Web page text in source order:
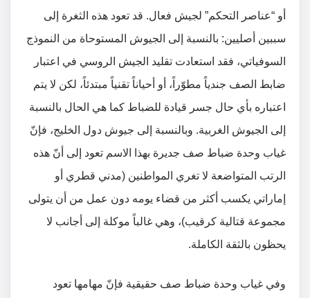
أو “عناصر التحكم” لجيش فعال. قد تعود هذه الثغرة إلى
سببين أصليين: بالنسبة إلى الجيوش المستوحاة من النموذج
السوفياتي، فقد استعادت تقليد الجيش الروسي في اعتبار
ضابط الصف جندياً مطوّراً، أو أحياناً تقنياً مبتدئاً، لكن لا يتم
اعتباره بأي حال جسر قيادة للضباط كما هي الحال بالنسبة
إلى الجيوش الغربية. وبالنسبة إلى جيوش دول الخليج، فإنّ
غياب وحدة ضباط صف جديرة بهذا الاسم تعود إلى أنّ هذه
الرتب المتواضعة لا تغري المواطنين (مدني قطري أو
إماراتي يكسب أكثر من قضاء يومه دون عمل من أن يتولى
مجموعة قتالية كرقيب)، وهي غالباً موكلة إلى أجانب لا
يحظون بالثقة الكاملة.
وفي غياب وحدة ضباط صف حقيقية فإنّ مهامها تعود